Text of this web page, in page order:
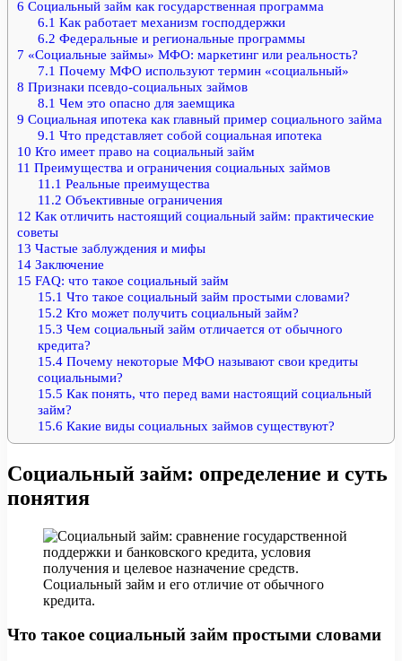
6 Социальный займ как государственная программа
6.1 Как работает механизм господдержки
6.2 Федеральные и региональные программы
7 «Социальные займы» МФО: маркетинг или реальность?
7.1 Почему МФО используют термин «социальный»
8 Признаки псевдо-социальных займов
8.1 Чем это опасно для заемщика
9 Социальная ипотека как главный пример социального займа
9.1 Что представляет собой социальная ипотека
10 Кто имеет право на социальный займ
11 Преимущества и ограничения социальных займов
11.1 Реальные преимущества
11.2 Объективные ограничения
12 Как отличить настоящий социальный займ: практические
советы
13 Частые заблуждения и мифы
14 Заключение
15 FAQ: что такое социальный займ
15.1 Что такое социальный займ простыми словами?
15.2 Кто может получить социальный займ?
15.3 Чем социальный займ отличается от обычного
кредита?
15.4Почему некоторые МФО называют свои кредиты
социальными?
15.5 Как понять, что перед вами настоящий социальный
займ?
15.6 Какие виды социальных займов существуют?
Социальный займ: определение и суть
понятия
Социальный займ и его отличие от обычного
кредита.
Что такое социальный займ простыми словами